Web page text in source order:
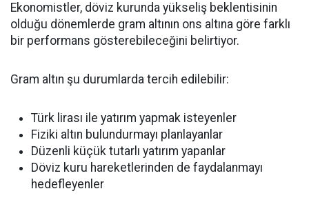
Ekonomistler, döviz kurunda yükseliş beklentisinin
olduğu dönemlerde gram altının ons altına göre farklı
bir performans gösterebileceğini belirtiyor.
Gram altın şu durumlarda tercih edilebilir:
Türk lirası ile yatırım yapmak isteyenler
Fiziki altın bulundurmayı planlayanlar
Düzenli küçük tutarlı yatırım yapanlar
Döviz kuru hareketlerinden de faydalanmayı
hedefleyenler